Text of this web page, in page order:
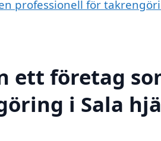
professionell för
ett företag
i Sala